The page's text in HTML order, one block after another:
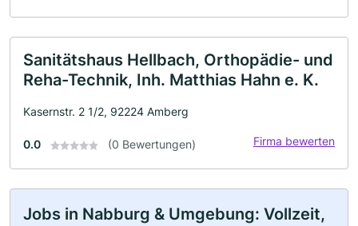
Sanitätshaus Hellbach, Orthopädie- und
Reha-Technik, Inh. Matthias Hahn e. K.
Kasernstr. 2 1/2, 92224 Amberg
0.0 (0 Bewertungen) Firma bewerten
Jobs in Nabburg & Umgebung: Vollzeit,